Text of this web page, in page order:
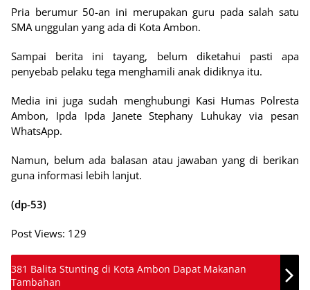
Pria berumur 50-an ini merupakan guru pada salah satu
SMA unggulan yang ada di Kota Ambon.
Sampai berita ini tayang, belum diketahui pasti apa
penyebab pelaku tega menghamili anak didiknya itu.
Media ini juga sudah menghubungi Kasi Humas Polresta
Ambon, Ipda Ipda Janete Stephany Luhukay via pesan
WhatsApp.
Namun, belum ada balasan atau jawaban yang di berikan
guna informasi lebih lanjut.
(dp-53)
Post Views: 129
381 Balita Stunting di Kota Ambon Dapat Makanan
Tambahan